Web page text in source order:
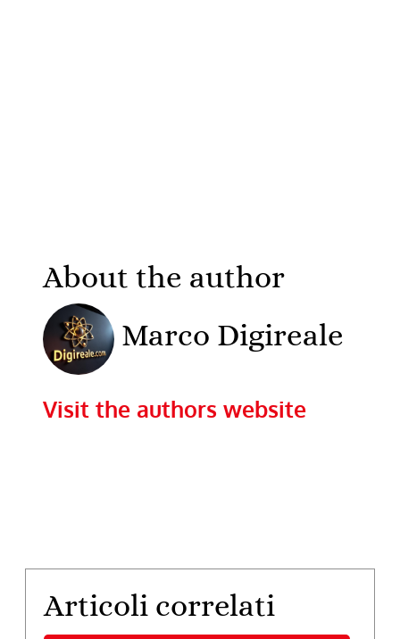
About the author
Marco Digireale
Visit the authors website
Articoli correlati